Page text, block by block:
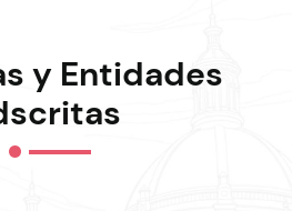
y Entidades